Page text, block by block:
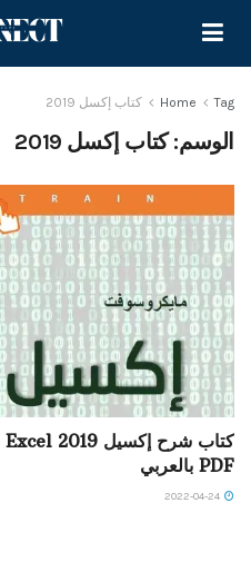
Home Tag كتاب إكسل 2019
الوسم:كتاب إكسل 2019
PDF بالعربي